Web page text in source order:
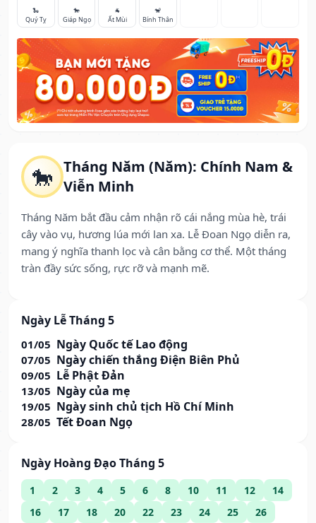
🐎 Tháng Năm (Năm): Chính Nam &
Viễn Minh
Tháng Năm bắt đầu cảm nhận rõ cái nắng mùa hè, trái
cây vào vụ, hương lúa mới lan xa. Lễ Đoan Ngọ diễn ra,
mang ý nghĩa thanh lọc và cân bằng cơ thể. Một tháng
tràn đầy sức sống, rực rỡ và mạnh mẽ.
Ngày Lễ Tháng 5
01/05 Ngày Quốc tế Lao động
07/05 Ngày chiến thắng Điện Biên Phủ
09/05 Lễ Phật Đản
13/05 Ngày của mẹ
19/05 Ngày sinh chủ tịch Hồ Chí Minh
28/05 Tết Đoan Ngọ
Ngày Hoàng Đạo Tháng 5
1 2 3 4 5 6 8 10 11 12
14
16
17 18 20 22 23 24 25
26
🐍
Quý Tỵ
🐎
Giáp Ngọ
🐐
Ất Mùi
🐒
Bính Thân